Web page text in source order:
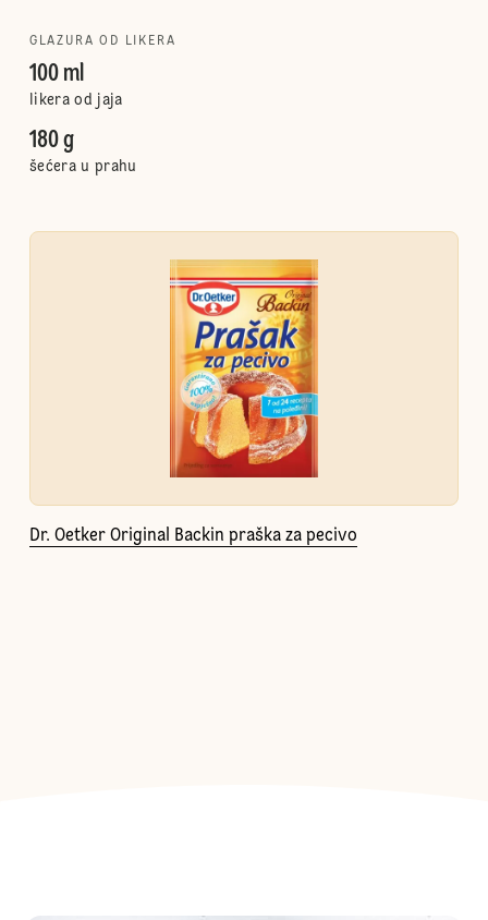
GLAZURA OD LIKERA
100 ml
likera od jaja
180 g
šećera u prahu
Dr. Oetker Original Backin praška za pecivo